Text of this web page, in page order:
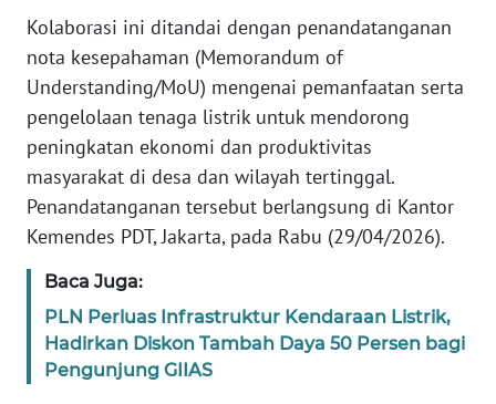
Kolaborasi ini ditandai dengan penandatanganan
nota kesepahaman (Memorandum of
Understanding/MoU) mengenai pemanfaatan serta
pengelolaan tenaga listrik untuk mendorong
peningkatan ekonomi dan produktivitas
masyarakat di desa dan wilayah tertinggal.
Penandatanganan tersebut berlangsung di Kantor
Kemendes PDT, Jakarta, pada Rabu (29/04/2026).
Baca Juga:
PLN Perluas Infrastruktur Kendaraan Listrik,
Hadirkan Diskon Tambah Daya 50 Persen bagi
Pengunjung GIIAS
SIBER
REDAKSI
KARIR
DISCLAIMER
Wahana
Regional
WN